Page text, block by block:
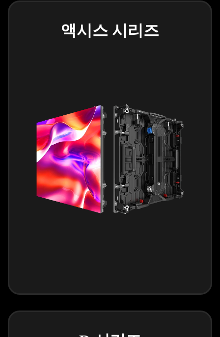
액시스 시리즈